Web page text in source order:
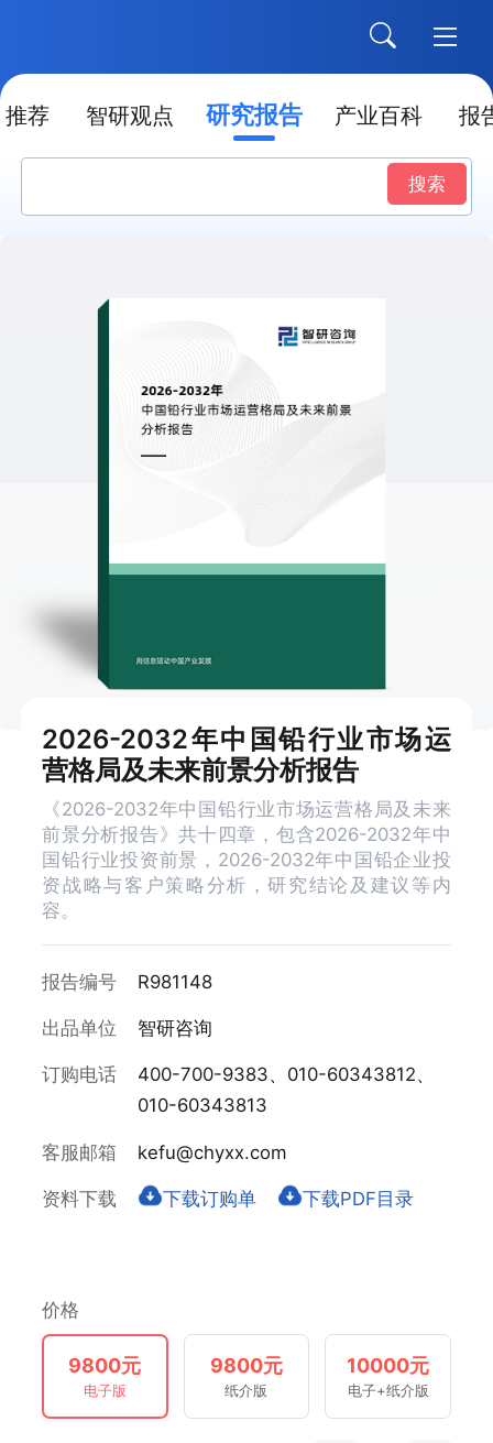
推荐 智研观点 研究报告 产业百科 报
搜索
2026-2032年中国铅行业市场运
营格局及未来前景分析报告
《2026-2032年中国铅行业市场运营格局及未来
前景分析报告》共十四章，包含2026-2032年中
国铅行业投资前景，2026-2032年中国铅企业投
资战略与客户策略分析，研究结论及建议等内
容。
报告编号 R981148
出品单位 智研咨询
订购电话
400-700-9383、010-60343812、
010-60343813
客服邮箱 kefu@chyxx.com
资料下载 下载订购单 下载PDF目录
价格
9800元
电子版
9800元
纸介版
10000元
电子+纸介版